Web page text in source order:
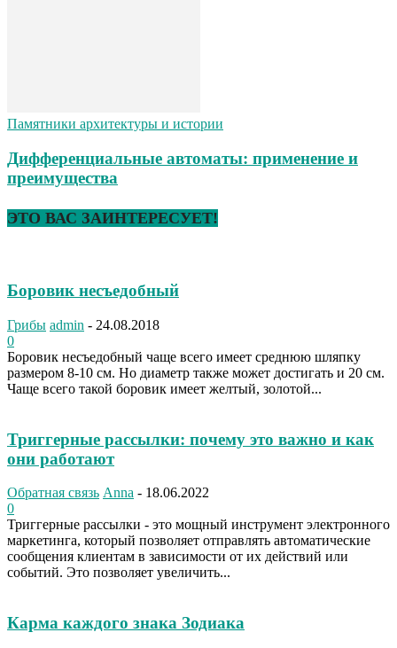
Памятники архитектуры и истории
Дифференциальные автоматы: применение и
преимущества
ЭТО ВАС ЗАИНТЕРЕСУЕТ!
Боровик несъедобный
Грибы admin - 24.08.2018
0
Боровик несъедобный чаще всего имеет среднюю шляпку
размером 8-10 см. Но диаметр также может достигать и 20 см.
Чаще всего такой боровик имеет желтый, золотой...
Триггерные рассылки: почему это важно и как
они работают
Обратная связь Anna - 18.06.2022
0
Триггерные рассылки - это мощный инструмент электронного
маркетинга, который позволяет отправлять автоматические
сообщения клиентам в зависимости от их действий или
событий. Это позволяет увеличить...
Карма каждого знака Зодиака